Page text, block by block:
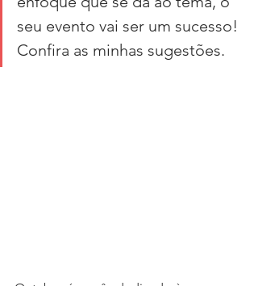
seu evento vai ser um sucesso!
Confira as minhas sugestões.